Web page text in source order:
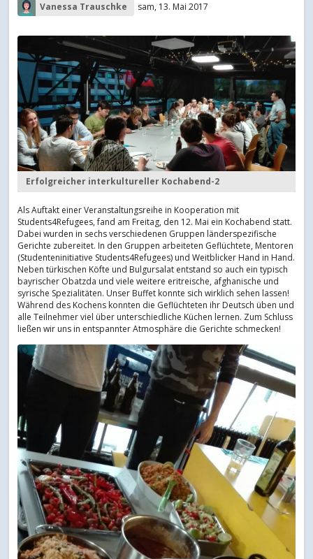
Vanessa Trauschke sam, 13. Mai 2017
Erfolgreicher interkultureller Kochabend-2
Als Auftakt einer Veranstaltungsreihe in Kooperation mit
Students4Refugees, fand am Freitag, den 12. Mai ein Kochabend statt.
Dabei wurden in sechs verschiedenen Gruppen länderspezifische
Gerichte zubereitet. In den Gruppen arbeiteten Geflüchtete, Mentoren
(Studenteninitiative Students4Refugees) und Weitblicker Hand in Hand.
Neben türkischen Köfte und Bulgursalat entstand so auch ein typisch
bayrischer Obatzda und viele weitere eritreische, afghanische und
syrische Spezialitäten. Unser Buffet konnte sich wirklich sehen lassen!
Während des Kochens konnten die Geflüchteten ihr Deutsch üben und
alle Teilnehmer viel über unterschiedliche Küchen lernen. Zum Schluss
ließen wir uns in entspannter Atmosphäre die Gerichte schmecken!